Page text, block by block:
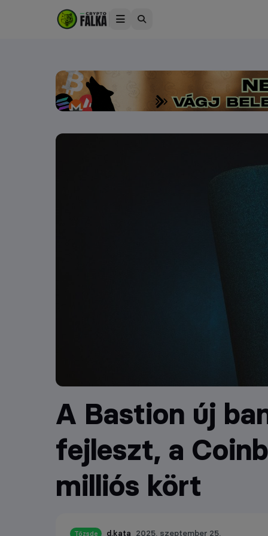
A Bastion új
fejleszt, a
milliós kört
Tőzsde d.kata 2025. szeptember 25.